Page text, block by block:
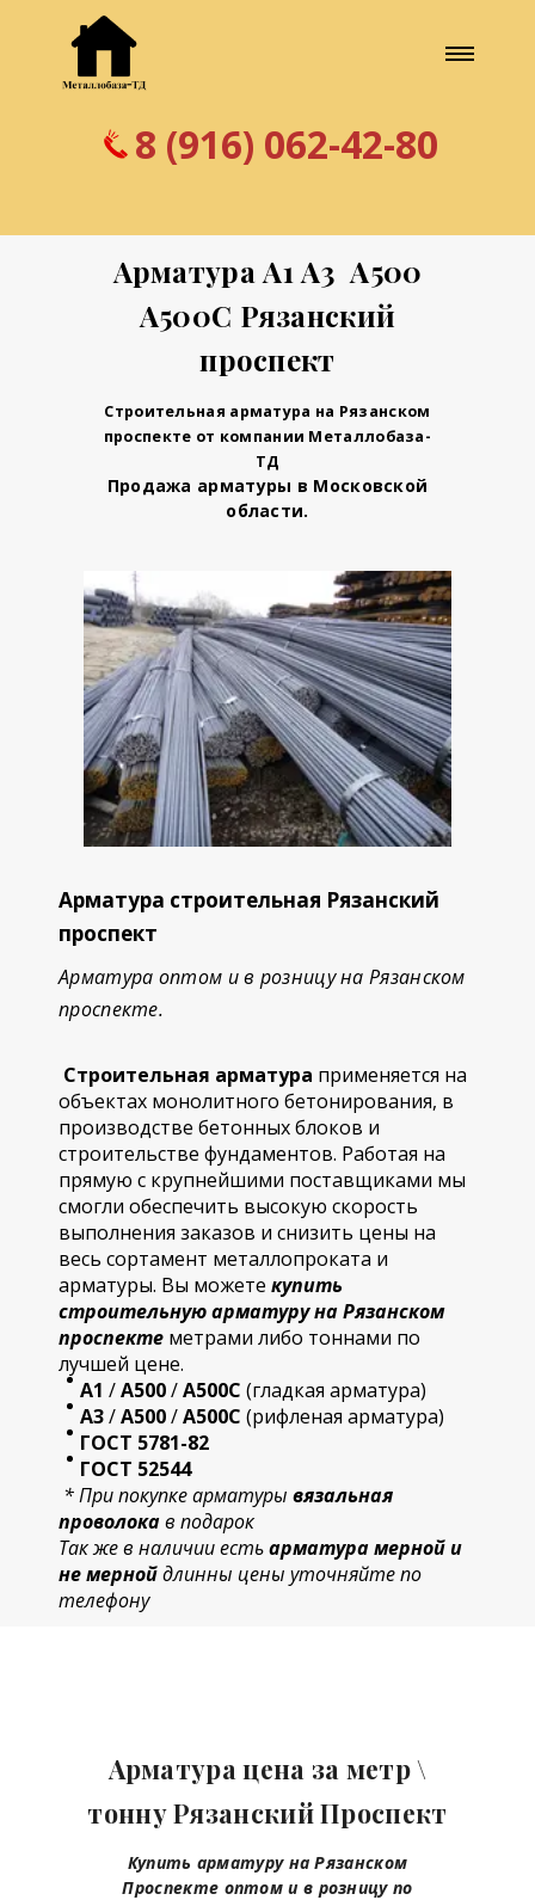
8 (916) 062-42-80
Арматура А1 А3 А500
А500С Рязанский
проспект
Строительная арматура на Рязанском
проспекте от компании Металлобаза-
ТД
Продажа арматуры в Московской
области.
Арматура строительная Рязанский
проспект
Арматура оптом и в розницу на Рязанском
проспекте.
Строительная арматура применяется на
объектах монолитного бетонирования, в
производстве бетонных блоков и
строительстве фундаментов. Работая на
прямую с крупнейшими поставщиками мы
смогли обеспечить высокую скорость
выполнения заказов и снизить цены на
весь сортамент металлопроката и
арматуры. Вы можете купить
строительнуюарматуру на Рязанском
проспекте метрами либо тоннами по
лучшей цене.
А1 /А500/А500С (гладкая арматура)
А3/А500/А500С (рифленая арматура)
ГОСТ 5781-82
ГОСТ 52544
* При покупке арматуры вязальная
проволокав подарок
Так же в наличии естьарматура мерной и
не мернойдлинны цены уточняйте по
телефону
Арматура цена за метр \
тонну Рязанский Проспект
Купить арматуру на Рязанском
Проспекте оптом и в розницу по